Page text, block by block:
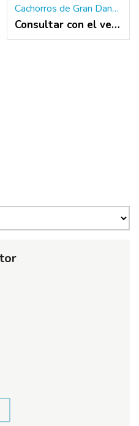
Cachorros de Gran Danés sanos y hermosos disponibles.
Consultar con el vendedor